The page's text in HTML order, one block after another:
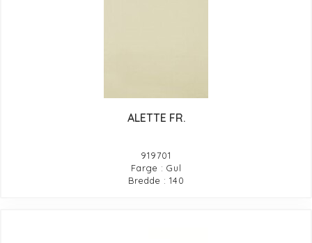
ALETTE FR.
919701
Farge : Gul
Bredde : 140